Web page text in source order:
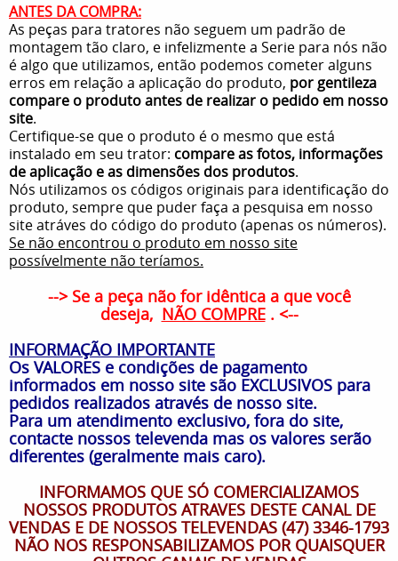
ANTES DA COMPRA:
As peças para tratores não seguem um padrão de
montagem tão claro, e infelizmente a Serie para nós não
é algo que utilizamos, então podemos cometer alguns
erros em relação a aplicação do produto, por gentileza
compare o produto antes de realizar o pedido em nosso
site.
Certifique-se que o produto é o mesmo que está
instalado em seu trator: compare as fotos, informações
de aplicação e as dimensões dos produtos.
Nós utilizamos os códigos originais para identificação do
produto, sempre que puder faça a pesquisa em nosso
site atráves do código do produto (apenas os números).
Se não encontrou o produto em nosso site
possívelmente não teríamos.
--> Se a peça não for idêntica a que você
deseja, NÃO COMPRE. <--
INFORMAÇÃO IMPORTANTE
Os VALORES e condições de pagamento
informados em nosso site são EXCLUSIVOS para
pedidos realizados através de nosso site.
Para um atendimento exclusivo, fora do site,
contacte nossos televenda mas os valores serão
diferentes (geralmente mais caro).
INFORMAMOS QUE SÓ COMERCIALIZAMOS
NOSSOS PRODUTOS ATRAVES DESTE CANAL DE
VENDAS E DE NOSSOS TELEVENDAS (47) 3346-1793
NÃO NOS RESPONSABILIZAMOS POR QUAISQUER